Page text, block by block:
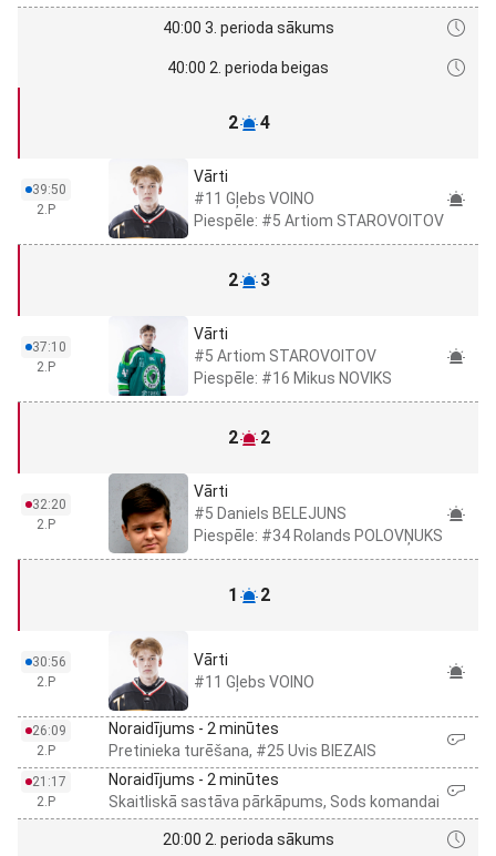
40:00 3. perioda sākums
40:00 2. perioda beigas
2 4
39:50
2.P
Vārti
#11 Gļebs VOINO
Piespēle: #5 Artiom STAROVOITOV
2 3
37:10
2.P
Vārti
#5 Artiom STAROVOITOV
Piespēle: #16 Mikus NOVIKS
2 2
32:20
2.P
Vārti
#5 Daniels BELEJUNS
Piespēle: #34 Rolands POLOVŅUKS
1 2
30:56
2.P
Vārti
#11 Gļebs VOINO
26:09
2.P
Noraidījums - 2 minūtes
Pretinieka turēšana, #25 Uvis BIEZAIS
21:17
2.P
Noraidījums - 2 minūtes
Skaitliskā sastāva pārkāpums, Sods komandai
20:00 2. perioda sākums